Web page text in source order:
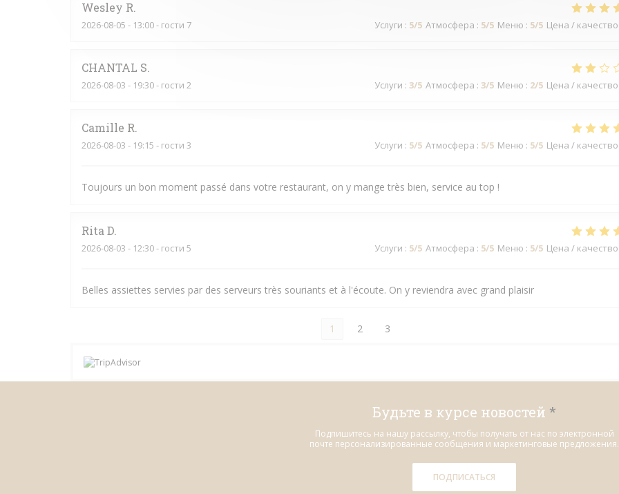
Wesley R
2026-08-05 - 13:00 - гости 7 Услуги : 5/5 Атмосфера : 5/5 Меню : 5/5 Цена / качество
CHANTAL S
2026-08-03 - 19:30 - гости 2 Услуги : 3/5 Атмосфера : 3/5 Меню : 2/5 Цена / качество
Camille R
2026-08-03 - 19:15 - гости 3 Услуги : 5/5 Атмосфера : 5/5 Меню : 5/5 Цена / качество
Toujours un bon moment passé dans votre restaurant, on y mange très bien, service au top !
Rita D
2026-08-03 - 12:30 - гости 5 Услуги : 5/5 Атмосфера : 5/5 Меню : 5/5 Цена / качество
Belles assiettes servies par des serveurs très souriants et à l'écoute. On y reviendra avec grand plaisir
1 2 3
Будьте в курсе новостей *
Подпишитесь на нашу рассылку, чтобы получать от нас по электронной
почте персонализированные сообщения и маркетинговые предложения.
ПОДПИСАТЬСЯ